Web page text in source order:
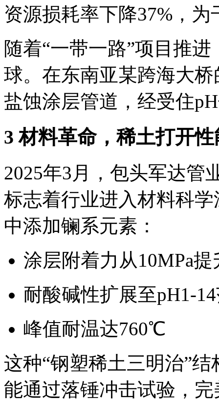
资源损耗率下降37%，
随着“一带一路”项目推
球。在东南亚某跨海大
盐蚀涂层管道，经受住
3 材料革命，稀土打开
2025年3月，包头军达管
标志着行业进入材料科
中添加镧系元素：
涂层附着力从10MPa提
耐酸碱性扩展至pH1-
峰值耐温达760℃
这种“钢塑稀土三明治”
能通过落锤冲击试验，